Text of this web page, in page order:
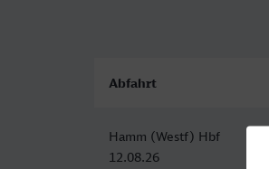
Abfahrt
Hamm (Westf) Hbf
12.08.26